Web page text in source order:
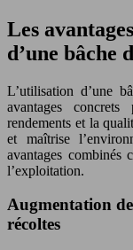
Les
d’une bâche
L’utilisation d’une
avantages
rendements et la
et maîtrise
avantages
l’exploitation.
Augmentation
récoltes